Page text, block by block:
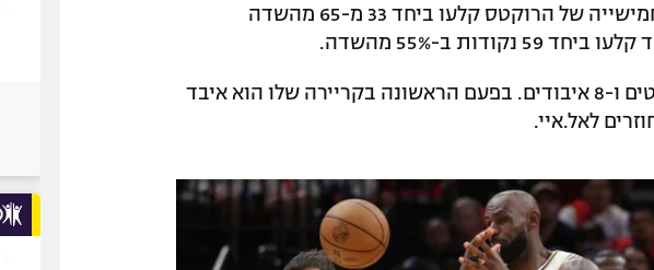
ביותר לקבוצה בפלייאוף בהיסטוריה) החמישייה של הרוקטס קלעו ביחד 33 מ-65 מהשדה
ב-55% מהשדה.
לברון ג'יימס סיים עם 10 נקודות, 9 אסיסטים ו-8 איבודים. בפעם הראשונה בקריירה שלו הוא איבד